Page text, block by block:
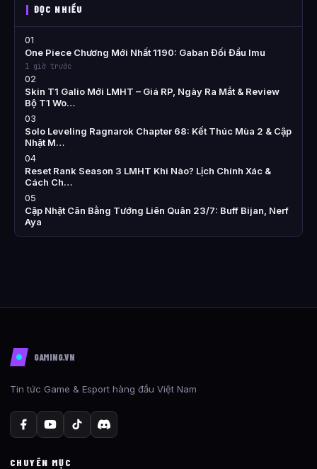
ĐỌC NHIỀU
01
One Piece Chương Mới Nhất 1190: Gaban Đối Đầu Imu
1 giờ trước
02
Skin T1 Galio Mới LMHT – Giá RP, Ngày Ra Mắt & Review
Bộ T1 Wo…
03
Solo Leveling Ragnarok Chapter 68: Kết Thúc Mùa 2 & Cập
Nhật M…
04
Reset Rank Season 3 LMHT Khi Nào? Lịch Chính Xác &
Cách Ch…
05
Cập Nhật Cân Bằng Tướng Liên Quân 23/7: Buff Bijan, Nerf
Aya
GAMING.VN
Tin tức Game & Esport hàng đầu Việt Nam
CHUYÊN MỤC